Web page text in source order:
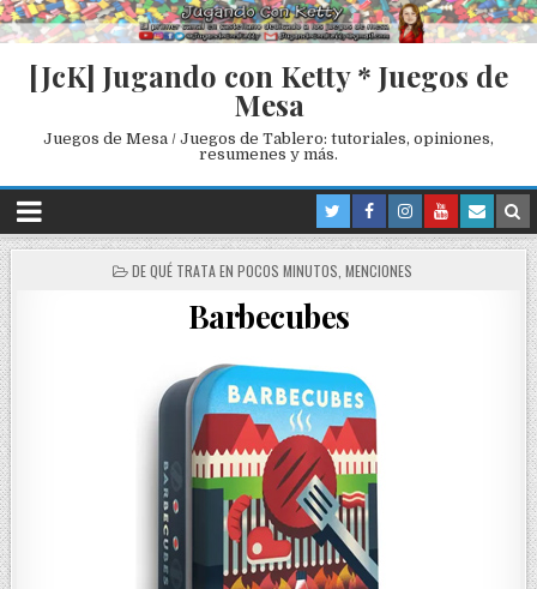
[JcK] Jugando con Ketty * Juegos de
Mesa
Juegos de Mesa / Juegos de Tablero: tutoriales, opiniones,
resumenes y más.
P
DE QUÉ TRATA EN POCOS MINUTOS MENCIONES
Barbecubes